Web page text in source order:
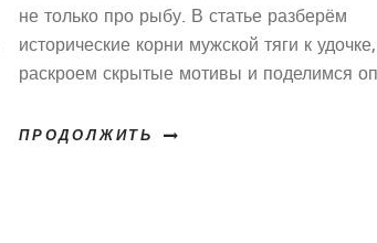
не только про рыбу. В статье разберём
исторические корни мужской тяги к удочке,
раскроем скрытые мотивы и поделимся
состояние. Присмотримся к советам,
ПРОДОЛЖИТЬ